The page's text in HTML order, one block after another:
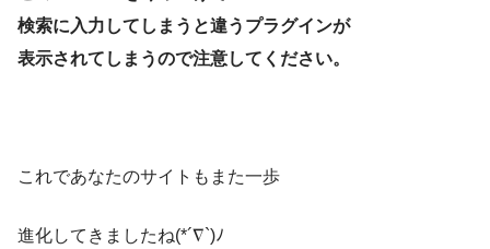
検索に入力してしまうと違うプラグインが
表示されてしまうので注意してください。
これであなたのサイトもまた一歩
進化してきましたね(*´∇`)ﾉ